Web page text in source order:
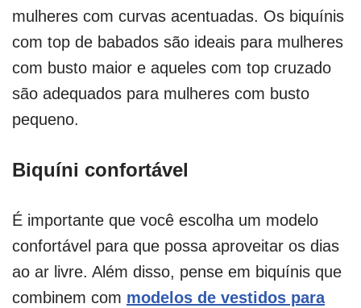
mulheres com curvas acentuadas. Os biquínis
com top de babados são ideais para mulheres
com busto maior e aqueles com top cruzado
são adequados para mulheres com busto
pequeno.
Biquíni confortável
É importante que você escolha um modelo
confortável para que possa aproveitar os dias
ao ar livre. Além disso, pense em biquínis que
combinem com modelos de vestidos para